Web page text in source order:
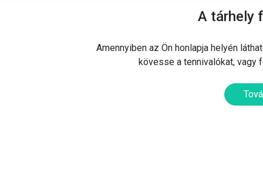
A tárhely
Amennyiben az Ön honlapja helyén
kövesse a tennivalókat, vagy